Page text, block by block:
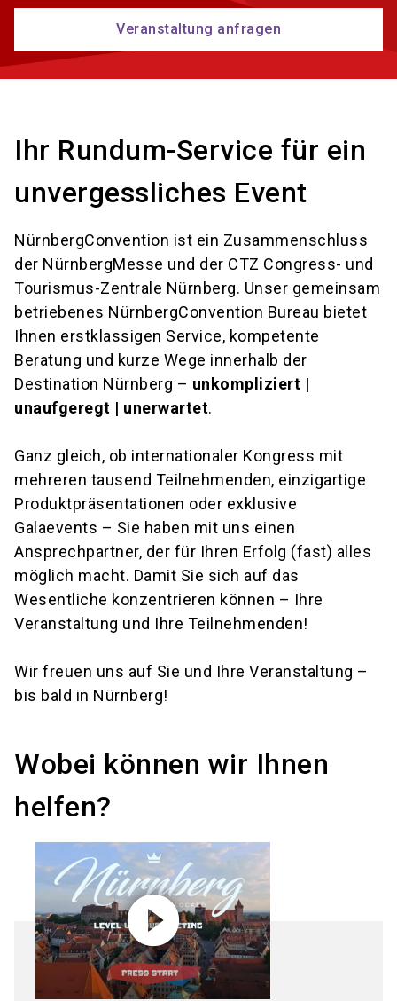
Veranstaltung anfragen
Ihr Rundum-Service für ein
unvergessliches Event
NürnbergConvention ist ein Zusammenschluss
der NürnbergMesse und der CTZ Congress- und
Tourismus-Zentrale Nürnberg. Unser gemeinsam
betriebenes NürnbergConvention Bureau bietet
Ihnen erstklassigen Service, kompetente
Beratung und kurze Wege innerhalb der
Destination Nürnberg – unkompliziert |
unaufgeregt | unerwartet.
Ganz gleich, ob internationaler Kongress mit
mehreren tausend Teilnehmenden, einzigartige
Produktpräsentationen oder exklusive
Galaevents – Sie haben mit uns einen
Ansprechpartner, der für Ihren Erfolg (fast) alles
möglich macht. Damit Sie sich auf das
Wesentliche konzentrieren können – Ihre
Veranstaltung und Ihre Teilnehmenden!
Wir freuen uns auf Sie und Ihre Veranstaltung –
bis bald in Nürnberg!
Wobei können wir Ihnen
helfen?
play_circle_filled